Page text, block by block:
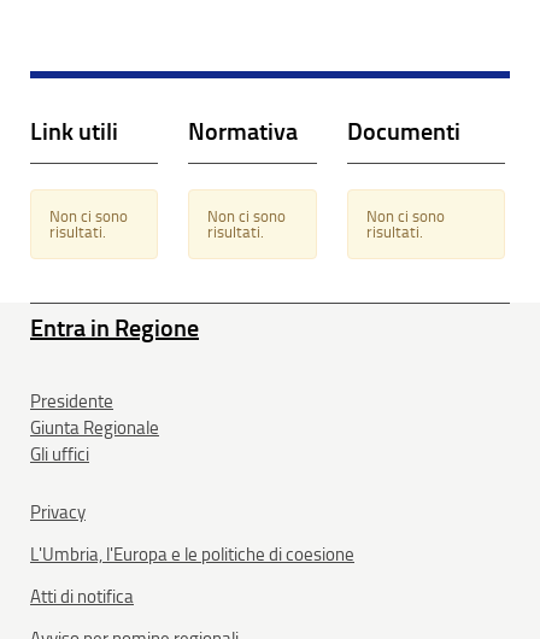
Link utili
Non ci sono
risultati.
Normativa
Non ci sono
risultati.
Documenti
Non ci sono
risultati.
Entra in Regione
Presidente
Giunta Regionale
Gli uffici
Privacy
L'Umbria, l'Europa e le politiche di coesione
Atti di notifica